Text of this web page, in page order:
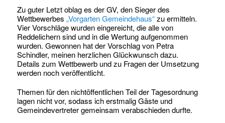
Zu guter Letzt oblag es der GV, den Sieger des
Wettbewerbes„Vorgarten Gemeindehaus“zu ermitteln.
Vier Vorschläge wurden eingereicht, die alle von
Reddelichern sind und in die Wertung aufgenommen
wurden. Gewonnen hat der Vorschlag von Petra
Schindler, meinen herzlichen Glückwunsch dazu.
Details zum Wettbewerb und zu Fragen der Umsetzung
werden noch veröffentlicht.
Themen für den nichtöffentlichen Teil der Tagesordnung
lagen nicht vor, sodass ich erstmalig Gäste und
Gemeindevertreter gemeinsam verabschieden durfte.